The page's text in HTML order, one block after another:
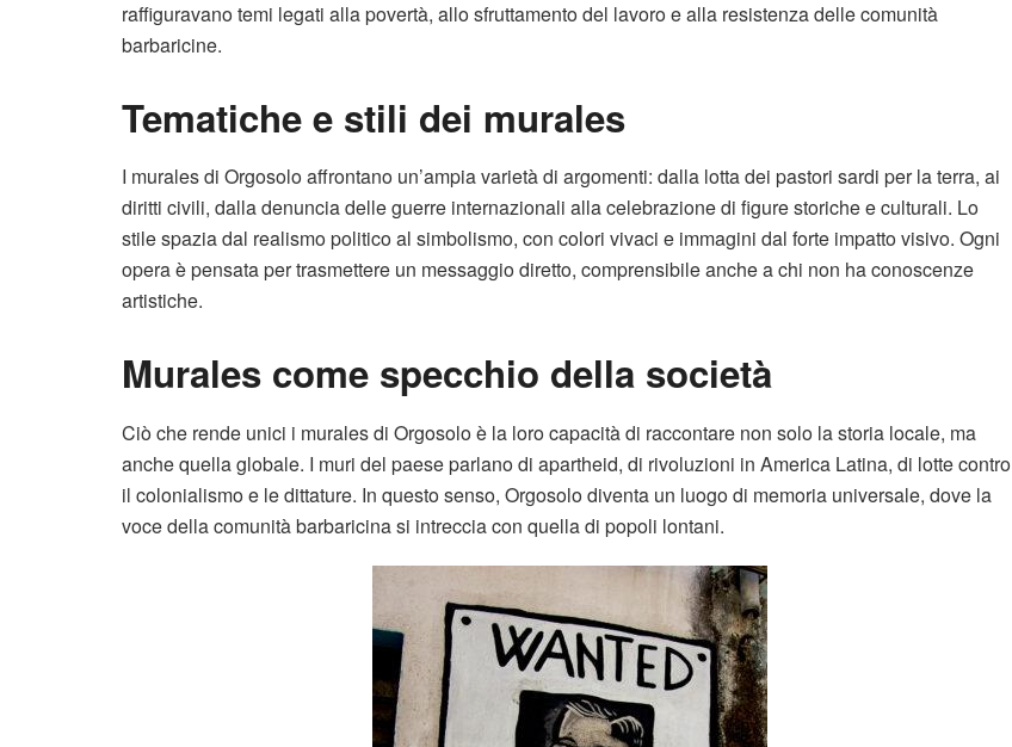
raffiguravano temi legati alla povertà, allo sfruttamento del lavoro e alla resistenza delle comunità
barbaricine.
Tematiche e stili dei murales
I murales di Orgosolo affrontano un’ampia varietà di argomenti: dalla lotta dei pastori sardi per la terra, ai
diritti civili, dalla denuncia delle guerre internazionali alla celebrazione di figure storiche e culturali. Lo
stile spazia dal realismo politico al simbolismo, con colori vivaci e immagini dal forte impatto visivo. Ogni
opera è pensata per trasmettere un messaggio diretto, comprensibile anche a chi non ha conoscenze
artistiche.
Murales come specchio della società
Ciò che rende unici i murales di Orgosolo è la loro capacità di raccontare non solo la storia locale, ma
anche quella globale. I muri del paese parlano di apartheid, di rivoluzioni in America Latina, di lotte contro
il colonialismo e le dittature. In questo senso, Orgosolo diventa un luogo di memoria universale, dove la
voce della comunità barbaricina si intreccia con quella di popoli lontani.